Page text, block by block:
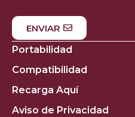
ENVIAR
Portabilidad
Compatibilidad
Recarga Aquí
Aviso de Privacidad